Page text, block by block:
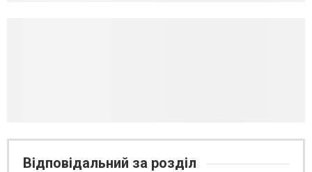
Відповідальний за розділ